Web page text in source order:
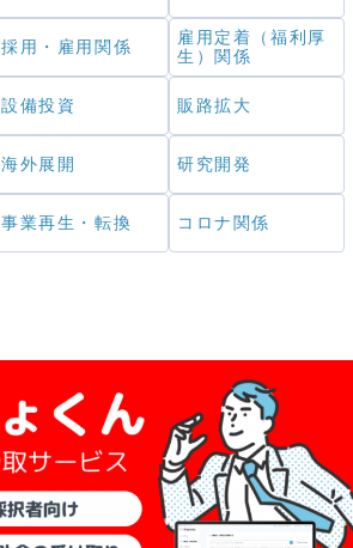
採用・雇用関係
雇用定着（福利厚
生）関係
設備投資 販路拡大
海外展開 研究開発
事業再生・転換 コロナ関係